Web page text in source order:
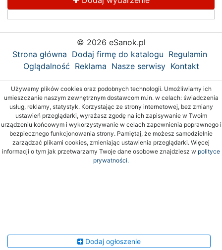
© 2026 eSanok.pl
Strona główna Dodaj firmę do katalogu Regulamin
Oglądalność Reklama Nasze serwisy Kontakt
Używamy plików cookies oraz podobnych technologii. Umożliwiamy ich
umieszczanie naszym zewnętrznym dostawcom m.in. w celach: świadczenia
usług, reklamy, statystyk. Korzystając ze strony internetowej, bez zmiany
ustawień przeglądarki, wyrażasz zgodę na ich zapisywanie w Twoim
urządzeniu końcowym i wykorzystywanie w celach zapewnienia poprawnego i
bezpiecznego funkcjonowania strony. Pamiętaj, że możesz samodzielnie
zarządzać plikami cookies, zmieniając ustawienia przeglądarki. Więcej
informacji o tym jak przetwarzamy Twoje dane osobowe znajdziesz w polityce
prywatności.
Dodaj ogłoszenie